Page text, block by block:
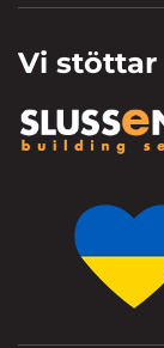
Vi stöttar